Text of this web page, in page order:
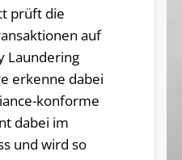
prüft die
auf
Laundering
erkenne dabei
konforme
dabei im
und wird so